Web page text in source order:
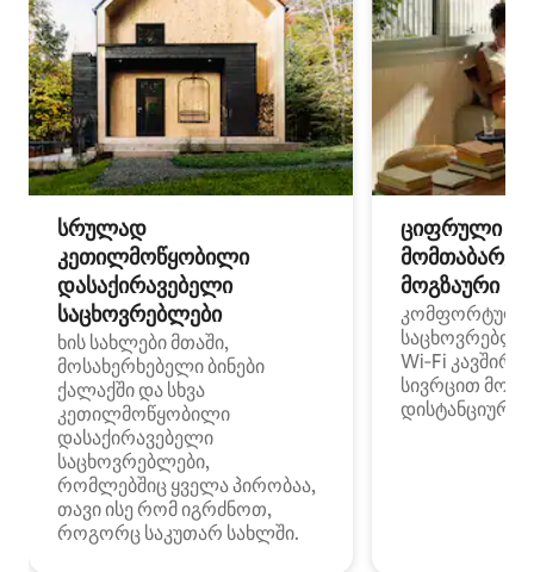
სრულად
კეთილმოწყობილი
დასაქირავებელი
საცხოვრებლები
ხის სახლები მთაში,
მოსახერხებელი ბინები
ქალაქში და სხვა
კეთილმოწყობილი
დასაქირავებელი
საცხოვრებლები,
რომლებშიც ყველა პირობაა,
თავი ისე რომ იგრძნოთ,
როგორც საკუთარ სახლში.
ციფრული
მოგზაური
კომფორტული
Wi‑Fi
სივრცით
დისტანციური